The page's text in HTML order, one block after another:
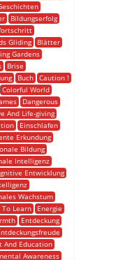
Bildungserfolg
Gliding
Blätter
Gardens
Brise
Buch Caution !
Colorful World
Dangerous
And Life-giving
Einschlafen
Erkundung
Bildung
Intelligenz
Entwicklung
Wachstum
To Learn
Energie
Entdeckung
And Education
Awareness